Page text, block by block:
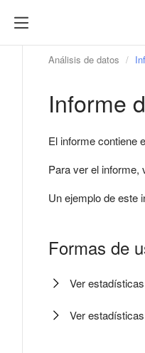
Análisis de datos
Informe
El informe contiene
Para ver el
Un ejemplo de este
Formas de
Ver
Ver